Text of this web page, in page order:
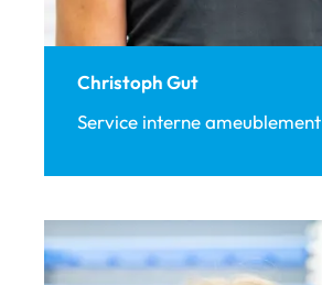
Christoph Gut
Service interne ameublement